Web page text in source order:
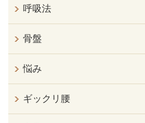
呼吸法
骨盤
悩み
ギックリ腰